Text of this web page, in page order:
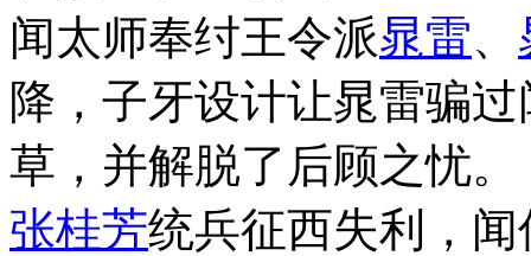
闻太师奉纣王令派晁雷、
降，子牙设计让晁雷骗
草，并解脱了后顾之忧。
张桂芳统兵征西失利，